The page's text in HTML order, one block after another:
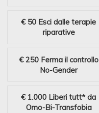
€ 50 Esci dalle terapie
riparative
€ 250 Ferma il controllo
No-Gender
€ 1.000 Liberi tutt* da
Omo-Bi-Transfobia